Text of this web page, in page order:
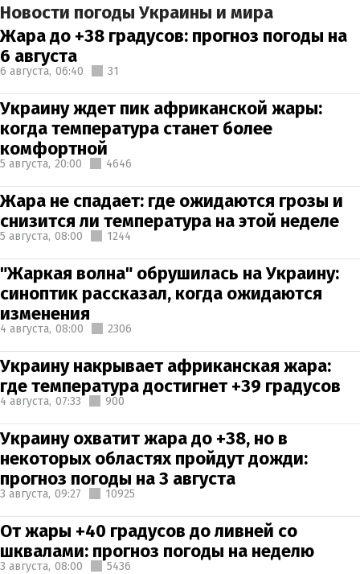
Новости погоды Украины и мира
Жара до +38 градусов: прогноз погоды на
6 августа
6 августа, 06:40 31
Украину ждет пик африканской жары:
когда температура станет более
комфортной
5 августа, 20:00 4646
Жара не спадает: где ожидаются грозы и
снизится ли температура на этой неделе
5 августа, 08:00 1244
"Жаркая волна" обрушилась на Украину:
синоптик рассказал, когда ожидаются
изменения
4 августа, 08:00 2306
Украину накрывает африканская жара:
где температура достигнет +39 градусов
4 августа, 07:33 900
Украину охватит жара до +38, но в
некоторых областях пройдут дожди:
прогноз погоды на 3 августа
3 августа, 09:27 10925
От жары +40 градусов до ливней со
шквалами: прогноз погоды на неделю
3 августа, 08:00 5436